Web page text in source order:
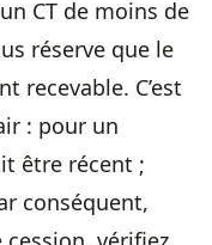
CT de moins de
réserve que le
recevable. C’est
: pour un
être récent ;
conséquent,